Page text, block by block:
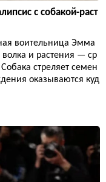
с собакой-раст
воительница Эмма
и растения — ср
стреляет семен
оказываются куд